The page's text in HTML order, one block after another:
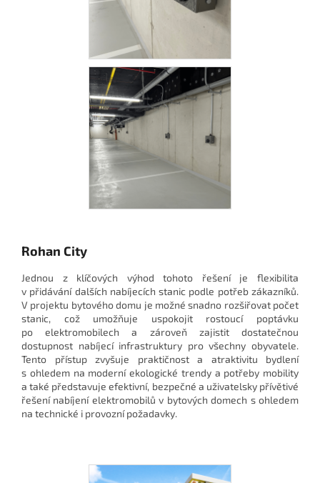
Rohan City
Jednou z klíčových výhod tohoto řešení je flexibilita
v přidávání dalších nabíjecích stanic podle potřeb zákazníků.
V projektu bytového domu je možné snadno rozšiřovat počet
stanic, což umožňuje uspokojit rostoucí poptávku
po elektromobilech a zároveň zajistit dostatečnou
dostupnost nabíjecí infrastruktury pro všechny obyvatele.
Tento přístup zvyšuje praktičnost a atraktivitu bydlení
s ohledem na moderní ekologické trendy a potřeby mobility
a také představuje efektivní, bezpečné a uživatelsky přívětivé
řešení nabíjení elektromobilů v bytových domech s ohledem
na technické i provozní požadavky.